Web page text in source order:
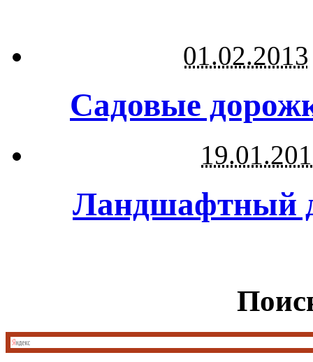
01.02.2013
Садовые
Ландшафтный